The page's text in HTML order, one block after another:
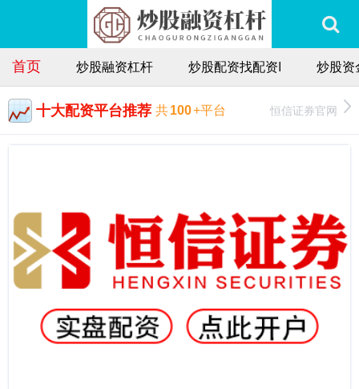
首页 炒股融资杠杆 炒股配资找配资I 炒股资
十大配资平台推荐 共100+平台 恒信证券官网